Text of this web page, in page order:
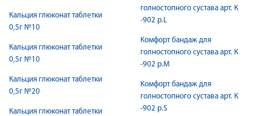
Кальция глюконат таблетки
0,5г №10
Кальция глюконат таблетки
0,5г №10
Кальция глюконат таблетки
0,5г №20
Кальция глюконат таблетки
голностопного сустава арт. К
-902 р.L
Комфорт бандаж для
голностопного сустава арт. К
-902 р.M
Комфорт бандаж для
голностопного сустава арт. К
-902 р.S